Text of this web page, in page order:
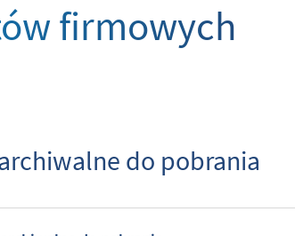
firmowych
do pobrania